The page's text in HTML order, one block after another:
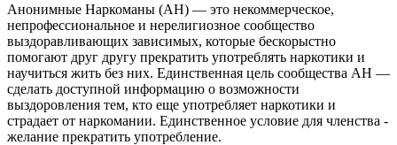
Анонимные Наркоманы (АН) — это некоммерческое,
непрофессиональное и нерелигиозное сообщество
выздоравливающих зависимых, которые бескорыстно
помогают друг другу прекратить употреблять наркотики и
научиться жить без них. Единственная цель сообщества АН —
сделать доступной информацию о возможности
выздоровления тем, кто еще употребляет наркотики и
страдает от наркомании. Единственное условие для членства -
желание прекратить употребление.